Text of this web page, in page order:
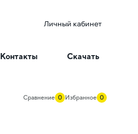
Личный кабинет
Контакты Скачать
Сравнение 0 Избранное 0